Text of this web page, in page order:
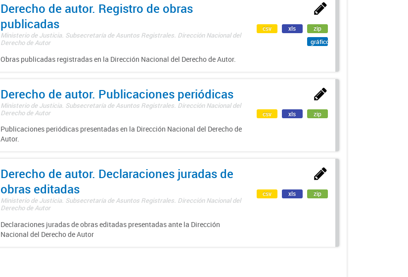
Derecho de autor. Registro de obras
publicadas
Ministerio de Justicia. Subsecretaría de Asuntos Registrales. Dirección Nacional del
Derecho de Autor
Obras publicadas registradas en la Dirección Nacional del Derecho de Autor.
csv xls
zip
gráfico
Derecho de autor. Publicaciones periódicas
Ministerio de Justicia. Subsecretaría de Asuntos Registrales. Dirección Nacional del
Derecho de Autor
Publicaciones periódicas presentadas en la Dirección Nacional del Derecho de
Autor.
csv xls zip
Derecho de autor. Declaraciones juradas de
obras editadas
Ministerio de Justicia. Subsecretaría de Asuntos Registrales. Dirección Nacional del
Derecho de Autor
Declaraciones juradas de obras editadas presentadas ante la Dirección
Nacional del Derecho de Autor
csv xls zip